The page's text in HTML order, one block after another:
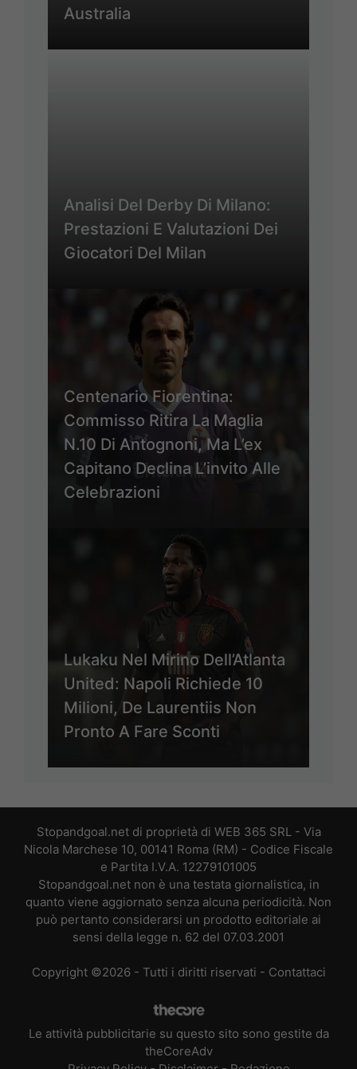
Australia
Analisi Del Derby Di Milano:
Prestazioni E Valutazioni Dei
Giocatori Del Milan
Centenario Fiorentina:
Commisso Ritira La Maglia
N.10 Di Antognoni, Ma L’ex
Capitano Declina L’invito Alle
Celebrazioni
Lukaku Nel Mirino Dell’Atlanta
United: Napoli Richiede 10
Milioni, De Laurentiis Non
Pronto A Fare Sconti
Stopandgoal.net di proprietà di WEB 365 SRL - Via
Nicola Marchese 10, 00141 Roma (RM) - Codice Fiscale
e Partita I.V.A. 12279101005
Stopandgoal.net non è una testata giornalistica, in
quanto viene aggiornato senza alcuna periodicità. Non
può pertanto considerarsi un prodotto editoriale ai
sensi della legge n. 62 del 07.03.2001
Copyright ©2026 - Tutti i diritti riservati - Contattaci
Le attività pubblicitarie su questo sito sono gestite da
theCoreAdv